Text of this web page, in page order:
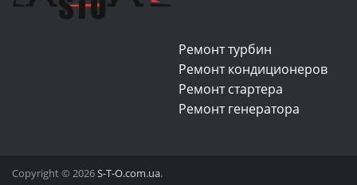
Ремонт турбин
Ремонт кондиционеров
Ремонт стартера
Ремонт генератора
Copyright © 2026S-T-O.com.ua.